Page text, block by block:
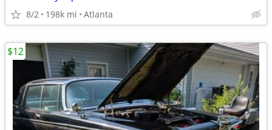
8/2 198k mi Atlanta
$12